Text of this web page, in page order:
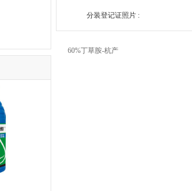
分装登记证照片 :
60%丁草胺-杭产